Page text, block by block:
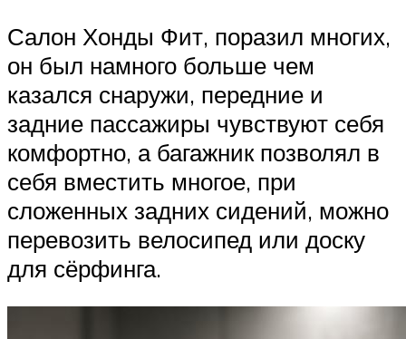
Салон Хонды Фит, поразил многих,
он был намного больше чем
казался снаружи, передние и
задние пассажиры чувствуют себя
комфортно, а багажник позволял в
себя вместить многое, при
сложенных задних сидений, можно
перевозить велосипед или доску
для сёрфинга.